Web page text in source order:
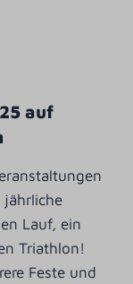
auf
jährliche
Lauf, ein
Triathlon!
Feste und